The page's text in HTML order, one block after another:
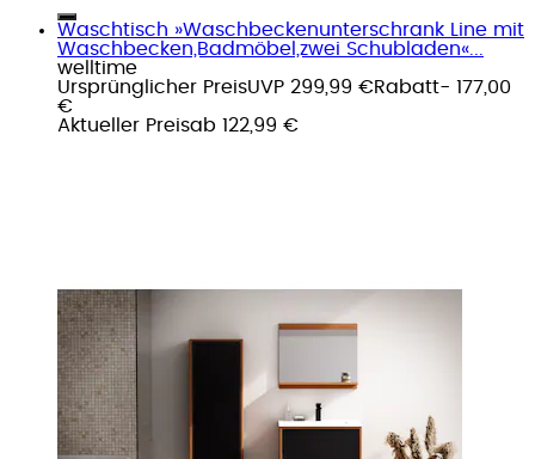
Waschtisch »Waschbeckenunterschrank Line mit
Waschbecken,Badmöbel,zwei Schubladen«...
welltime
Ursprünglicher PreisUVP 299,99 €Rabatt- 177,00
€
Aktueller Preisab 122,99 €